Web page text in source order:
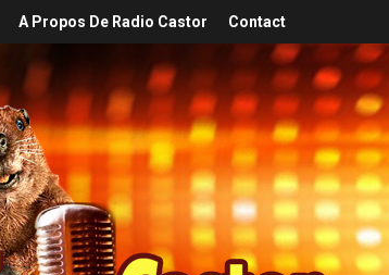
A Propos De Radio Castor Contact